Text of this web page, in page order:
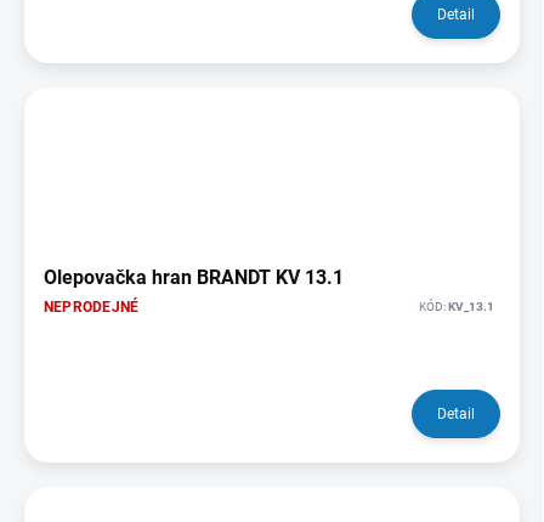
Detail
Olepovačka hran BRANDT KV 13.1
NEPRODEJNÉ KÓD:KV_13.1
Detail